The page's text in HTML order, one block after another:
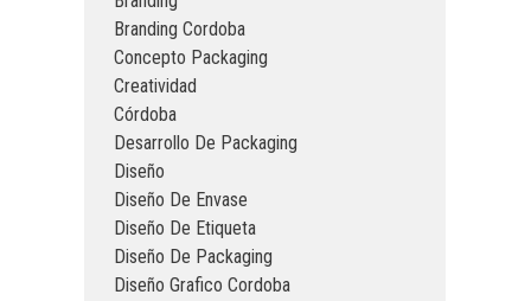
Branding Cordoba
Concepto Packaging
Creatividad
Córdoba
Desarrollo De Packaging
Diseño
Diseño De Envase
Diseño De Etiqueta
Diseño De Packaging
Diseño Grafico Cordoba